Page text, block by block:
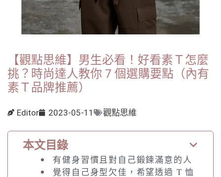
【觀點思維】男生必看！好看素Ｔ怎麼
挑？時尚達人教你 7 個選購要點（內有
素Ｔ品牌推薦）
Editor 2023-05-11 觀點思維
本文目錄
有健身習慣且對自己鍛鍊滿意的人
覺得自己身型欠佳，希望透過 T 恤